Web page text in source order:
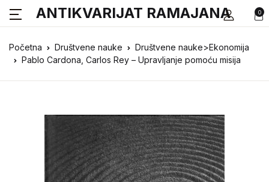
0
ANTIKVARIJAT RAMAJANA
Početna Društvene nauke
Društvene nauke>Ekonomija
Pablo Cardona, Carlos Rey – Upravljanje pomoću misija